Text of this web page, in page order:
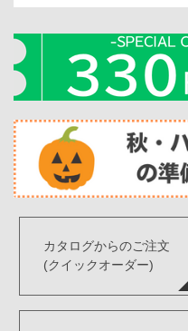
カタログからのご注文
(クイックオーダー)